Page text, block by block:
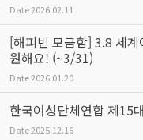
Date2026.02.11
[해피빈 모금함] 3.8 세
원해요! (~3/31)
Date2026.01.20
한국여성단체연합 제15
Date2025.12.16